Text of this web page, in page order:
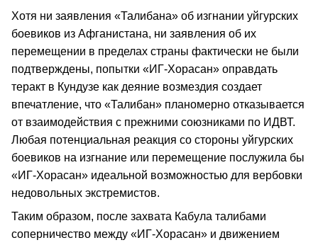
Хотя ни заявления «Талибана» об изгнании уйгурских
боевиков из Афганистана, ни заявления об их
перемещении в пределах страны фактически не были
подтверждены, попытки «ИГ-Хорасан» оправдать
теракт в Кундузе как деяние возмездия создает
впечатление, что «Талибан» планомерно отказывается
от взаимодействия с прежними союзниками по ИДВТ.
Любая потенциальная реакция со стороны уйгурских
боевиков на изгнание или перемещение послужила бы
«ИГ-Хорасан» идеальной возможностью для вербовки
недовольных экстремистов.
Таким образом, после захвата Кабула талибами
соперничество между «ИГ-Хорасан» и движением